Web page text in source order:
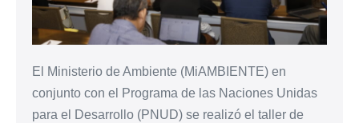
El Ministerio de Ambiente (MiAMBIENTE) en
conjunto con el Programa de las Naciones Unidas
para el Desarrollo (PNUD) se realizó el taller de